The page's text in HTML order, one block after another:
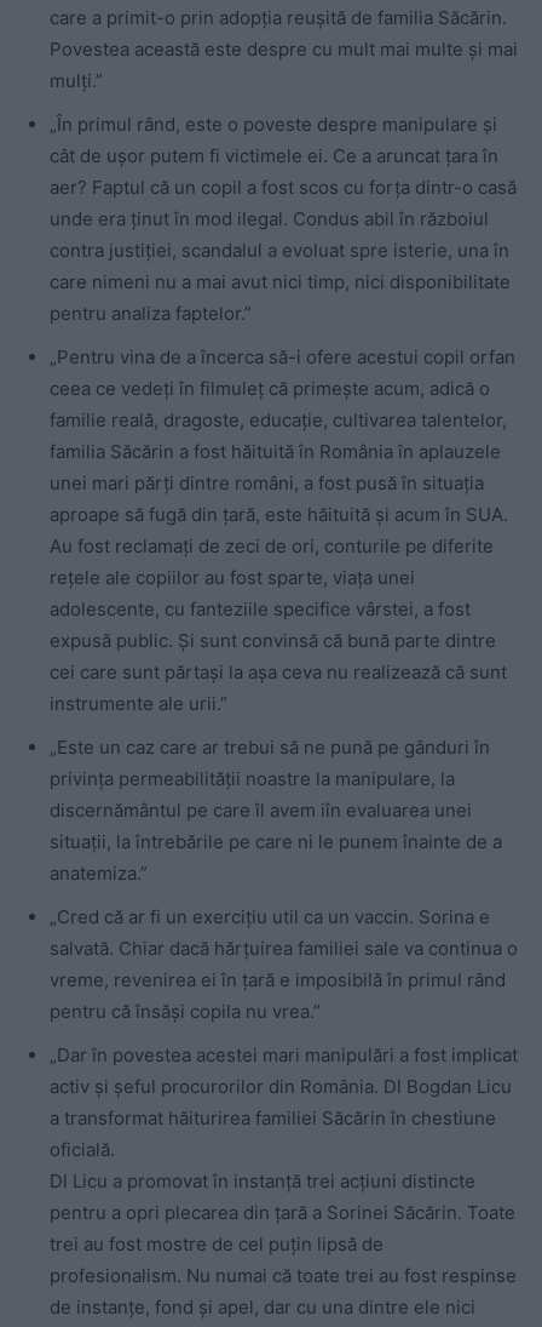
care a primit-o prin adopția reușită de familia Săcărin.
Povestea această este despre cu mult mai multe și mai
mulți.”
„În primul rând, este o poveste despre manipulare și
cât de ușor putem fi victimele ei. Ce a aruncat țara în
aer? Faptul că un copil a fost scos cu forța dintr-o casă
unde era ținut în mod ilegal. Condus abil în războiul
contra justiției, scandalul a evoluat spre isterie, una în
care nimeni nu a mai avut nici timp, nici disponibilitate
pentru analiza faptelor.”
„Pentru vina de a încerca să-i ofere acestui copil orfan
ceea ce vedeți în filmuleț că primește acum, adică o
familie reală, dragoste, educație, cultivarea talentelor,
familia Săcărin a fost hăituită în România în aplauzele
unei mari părți dintre români, a fost pusă în situația
aproape să fugă din țară, este hăituită și acum în SUA.
Au fost reclamați de zeci de ori, conturile pe diferite
rețele ale copiilor au fost sparte, viața unei
adolescente, cu fanteziile specifice vârstei, a fost
expusă public. Și sunt convinsă că bună parte dintre
cei care sunt părtași la așa ceva nu realizează că sunt
instrumente ale urii.”
„Este un caz care ar trebui să ne pună pe gânduri în
privința permeabilității noastre la manipulare, la
discernământul pe care îl avem iîn evaluarea unei
situații, la întrebările pe care ni le punem înainte de a
anatemiza.”
„Cred că ar fi un exercițiu util ca un vaccin. Sorina e
salvată. Chiar dacă hărțuirea familiei sale va continua o
vreme, revenirea ei în țară e imposibilă în primul rând
pentru că însăși copila nu vrea.”
„Dar în povestea acestei mari manipulări a fost implicat
activ și șeful procurorilor din România. Dl Bogdan Licu
a transformat hăiturirea familiei Săcărin în chestiune
oficială.
Dl Licu a promovat în instanță trei acțiuni distincte
pentru a opri plecarea din țară a Sorinei Săcărin. Toate
trei au fost mostre de cel puțin lipsă de
profesionalism. Nu numai că toate trei au fost respinse
de instanțe, fond și apel, dar cu una dintre ele nici